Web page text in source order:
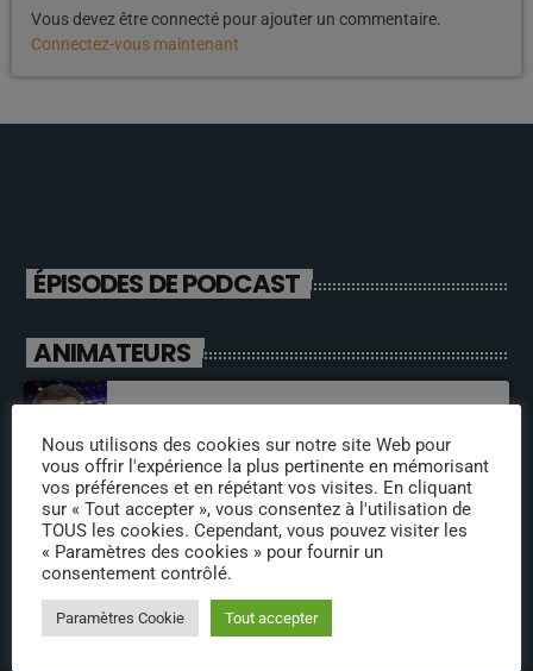
Vous devez être connecté pour ajouter un commentaire.
Connectez-vous maintenant
ÉPISODES DE PODCAST
ANIMATEURS
fabrice
annabelle
Nous utilisons des cookies sur notre site Web pour
vous offrir l'expérience la plus pertinente en mémorisant
vos préférences et en répétant vos visites. En cliquant
sur « Tout accepter », vous consentez à l'utilisation de
TOUS les cookies. Cependant, vous pouvez visiter les
« Paramètres des cookies » pour fournir un
consentement contrôlé.
Paramètres Cookie Tout accepter